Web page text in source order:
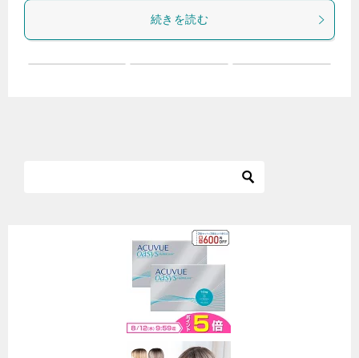
続きを読む